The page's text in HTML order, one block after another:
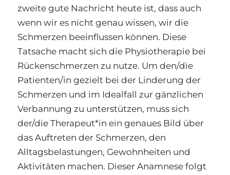
zweite gute Nachricht heute ist, dass auch
wenn wir es nicht genau wissen, wir die
Schmerzen beeinflussen können. Diese
Tatsache macht sich die Physiotherapie bei
Rückenschmerzen zu nutze. Um den/die
Patienten/in gezielt bei der Linderung der
Schmerzen und im Idealfall zur gänzlichen
Verbannung zu unterstützen, muss sich
der/die Therapeut*in ein genaues Bild über
das Auftreten der Schmerzen, den
Alltagsbelastungen, Gewohnheiten und
Aktivitäten machen. Dieser Anamnese folgt